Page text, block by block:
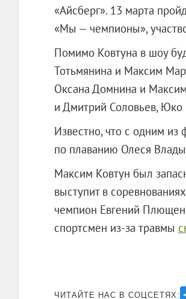
«Айсберг». 13 марта
«Мы — чемпионы»,
Помимо Ковтуна в шоу
Тотьмянина и Максим
Оксана Домнина и
и Дмитрий Соловьев, Юко
Известно, что с одним из
по плаванию Олеся
Максим Ковтун был
выступит в
чемпион Евгений
спортсмен из-за травмы
ЧИТАЙТЕ НАС В СОЦСЕТЯХ: